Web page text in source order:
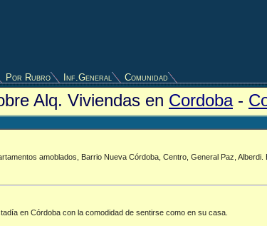
Por Rubro Inf.General Comunidad
Alq. Viviendas en Cordoba-
amoblados, Barrio Nueva Córdoba, Centro, General Paz,
en Córdoba con la comodidad de sentirse como en su casa.